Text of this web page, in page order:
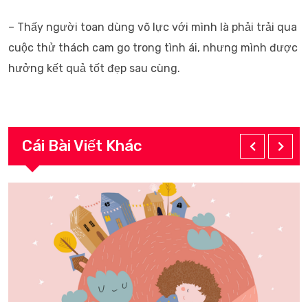
– Thấy người toan dùng võ lực với mình là phải trải qua
cuộc thử thách cam go trong tình ái, nhưng mình được
hưởng kết quả tốt đẹp sau cùng.
Cái Bài Viết Khác